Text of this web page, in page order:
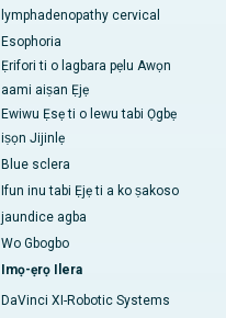
lymphadenopathy cervical
Esophoria
Ẹrifori ti o lagbara pẹlu Awọn
aami aiṣan Ẹjẹ
Ewiwu Ẹsẹ ti o lewu tabi Ọgbẹ
iṣọn Jijinlẹ
Blue sclera
Ifun inu tabi Ẹjẹ ti a ko ṣakoso
jaundice agba
Wo Gbogbo
Imọ-ẹrọ Ilera
DaVinci XI-Robotic Systems